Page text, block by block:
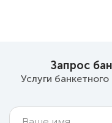
Запрос
Услуги